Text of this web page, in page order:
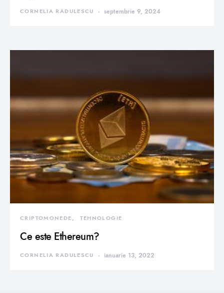
CORNELIA RADULESCU septembrie 9, 2024
CRIPTOMONEDE TEHNOLOGIE
Ce este Ethereum?
CORNELIA RADULESCU ianuarie 13, 2022